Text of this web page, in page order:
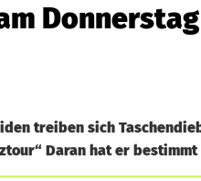
Donnerstag
treiben sich
Daran hat er